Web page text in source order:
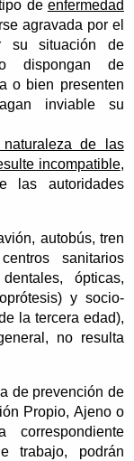
de enfermedad
agravada por el
su situación de
dispongan de
o bien presenten
inviable su
de las
incompatible,
las autoridades
autobús, tren
sanitarios
ópticas,
y socio-
la tercera edad),
no resulta
de prevención de
Propio, Ajeno o
trabajo, podrán